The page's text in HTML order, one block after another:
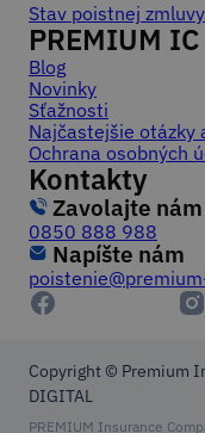
Stav poistnej zmluvy
PREMIUM IC
Blog
Novinky
Sťažnosti
Najčastejšie otázky
Ochrana osobných
Kontakty
Zavolajte nám
0850 888 988
Napíšte nám
Copyright © Premium
DIGITAL
PREMIUM Insurance